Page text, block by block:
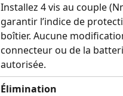
Installez 4 vis au couple
garantir l’indice de
boîtier. Aucune
connecteur ou de la
autorisée.
Élimination